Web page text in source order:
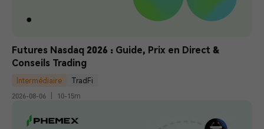
Futures Nasdaq 2026 : Guide, Prix en Direct &
Conseils Trading
Intermédiaire
TradFi
2026-08-06
10-15m